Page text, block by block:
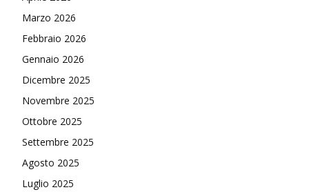
Marzo 2026
Febbraio 2026
Gennaio 2026
Dicembre 2025
Novembre 2025
Ottobre 2025
Settembre 2025
Agosto 2025
Luglio 2025